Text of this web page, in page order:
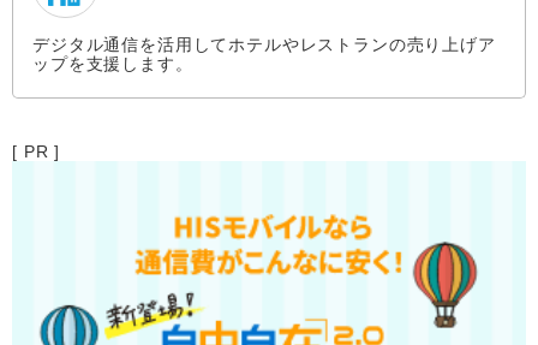
デジタル通信を活用してホテルやレストランの売り上げア
ップを支援します。
[ PR ]